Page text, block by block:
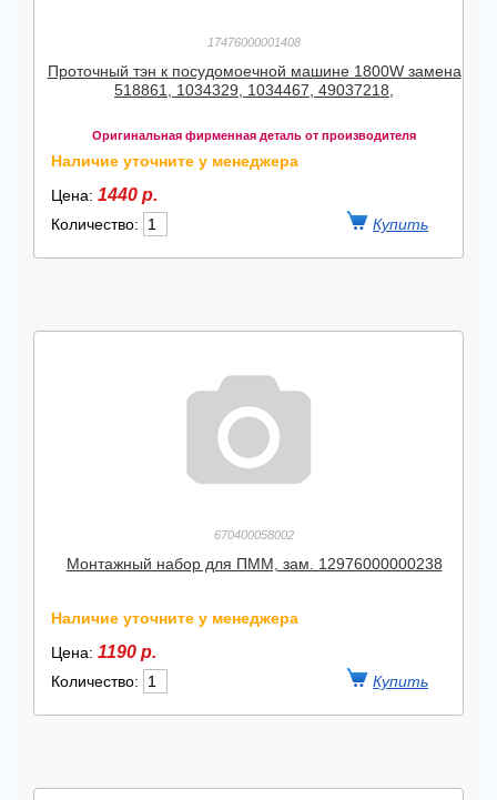
17476000001408
Проточный тэн к посудомоечной машине 1800W замена
518861, 1034329, 1034467, 49037218,
Оригинальная фирменная деталь от производителя
Наличие уточните у менеджера
Цена: 1440 р.
Количество:
670400058002
Монтажный набор для ПММ, зам. 12976000000238
Наличие уточните у менеджера
Цена: 1190 р.
Количество: